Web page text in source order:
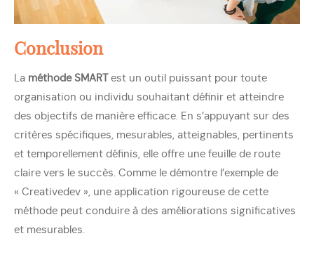
Conclusion
La méthode SMART
est un outil puissant pour toute
organisation ou individu souhaitant définir et atteindre
des objectifs de manière efficace. En s’appuyant sur des
critères spécifiques, mesurables, atteignables, pertinents
et temporellement définis, elle offre une feuille de route
claire vers le succès. Comme le démontre l’exemple de
« Creativedev », une application rigoureuse de cette
méthode peut conduire à des améliorations significatives
et mesurables.